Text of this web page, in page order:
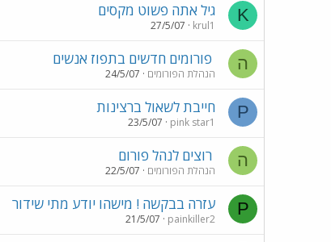
K גיל אתה פשוט מקסים
krul1
27/5/07
ה פורומים חדשים בתפוז אנשים
הנהלת הפורומים 24/5/07
P חייבת לשאול ברצינות
pink star1
23/5/07
ה רוצים לנהל פורום
הנהלת הפורומים 22/5/07
P עזרה בבקשה ! מישהו יודע מתי שידור
painkiller2
21/5/07